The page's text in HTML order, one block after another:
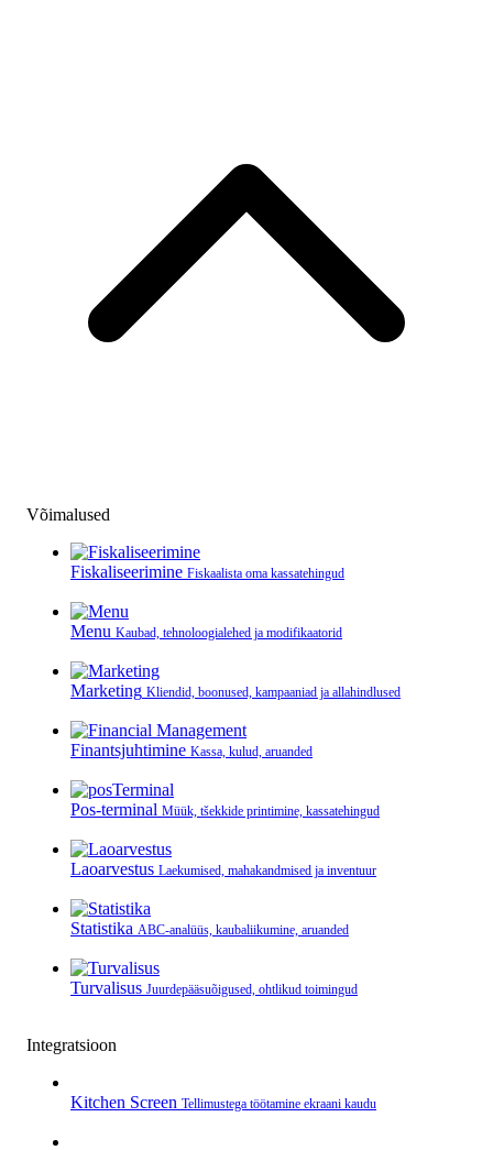
Võimalused
Fiskaliseerimine Fiskaalista oma kassatehingud
Menu Kaubad, tehnoloogialehed ja modifikaatorid
Marketing Kliendid, boonused, kampaaniad ja allahindlused
Finantsjuhtimine Kassa, kulud, aruanded
Pos-terminal Müük, tšekkide printimine, kassatehingud
Laoarvestus Laekumised, mahakandmised ja inventuur
Statistika ABC-analüüs, kaubaliikumine, aruanded
Turvalisus Juurdepääsuõigused, ohtlikud toimingud
Integratsioon
Kitchen Screen Tellimustega töötamine ekraani kaudu